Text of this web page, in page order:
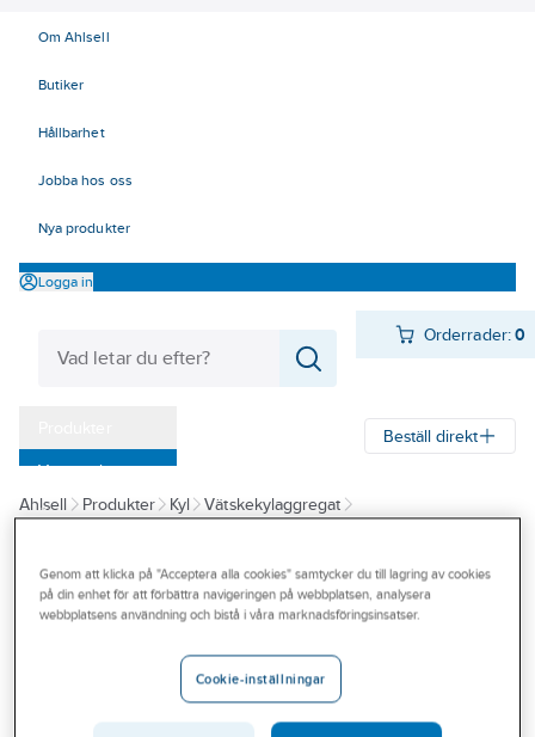
Om Ahlsell
Butiker
Hållbarhet
Jobba hos oss
Nya produkter
Logga in
Orderrader:0
Varumärken
Kampanjer
Branscher
Beställ direkt
Ahlsell Produkter Kyl
Vätskekylaggregat
CLINT
CWW/G 182P-
604P Aqua Plus
Genom att klicka på "Acceptera alla cookies" samtycker du till lagring av cookies
på din enhet för att förbättra navigeringen på webbplatsen, analysera
webbplatsens användning och bistå i våra marknadsföringsinsatser.
Cookie-inställningar